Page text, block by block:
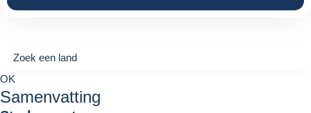
Zoek een land
0suggestions
Zoek een land
OK
Samenvatting